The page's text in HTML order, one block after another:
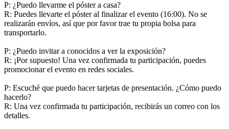
P: ¿Puedo llevarme el póster a casa?
R: Puedes llevarte el póster al finalizar el evento (16:00). No se
realizarán envíos, así que por favor trae tu propia bolsa para
transportarlo.
P: ¿Puedo invitar a conocidos a ver la exposición?
R: ¡Por supuesto! Una vez confirmada tu participación, puedes
promocionar el evento en redes sociales.
P: Escuché que puedo hacer tarjetas de presentación. ¿Cómo puedo
hacerlo?
R: Una vez confirmada tu participación, recibirás un correo con los
detalles.